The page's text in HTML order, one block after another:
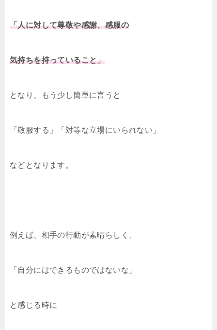
「人に対して尊敬や感謝、感服の
気持ちを持っていること」
となり、もう少し簡単に言うと
「敬服する」「対等な立場にいられない」
などとなります。
例えば、相手の行動が素晴らしく、
「自分にはできるものではないな」
と感じる時に